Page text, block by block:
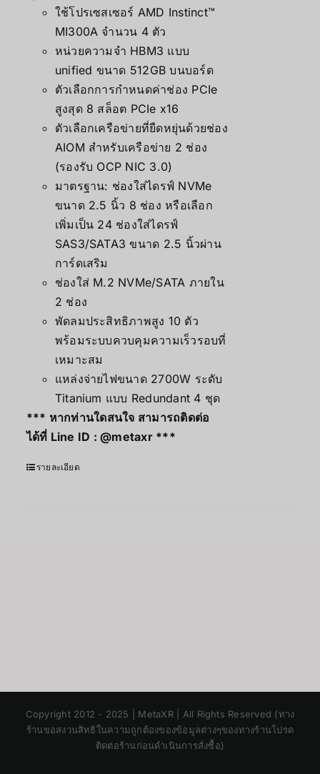
ใช้โปรเซสเซอร์ AMD Instinct™
MI300A จำนวน 4 ตัว
หน่วยความจำ HBM3 แบบ
unified ขนาด 512GB บนบอร์ด
ตัวเลือกการกำหนดค่าช่อง PCIe
สูงสุด 8 สล็อต PCIe x16
ตัวเลือกเครือข่ายที่ยืดหยุ่นด้วยช่อง
AIOM สำหรับเครือข่าย 2 ช่อง
(รองรับ OCP NIC 3.0)
มาตรฐาน: ช่องใส่ไดรฟ์ NVMe
ขนาด 2.5 นิ้ว 8 ช่อง หรือเลือก
เพิ่มเป็น 24 ช่องใส่ไดรฟ์
SAS3/SATA3 ขนาด 2.5 นิ้วผ่าน
การ์ดเสริม
ช่องใส่ M.2 NVMe/SATA ภายใน
2 ช่อง
พัดลมประสิทธิภาพสูง 10 ตัว
พร้อมระบบควบคุมความเร็วรอบที่
เหมาะสม
แหล่งจ่ายไฟขนาด 2700W ระดับ
Titanium แบบ Redundant 4 ชุด
*** หากท่านใดสนใจ สามารถติดต่อ
ได้ที่ Line ID :@metaxr***
รายละเอียด
Copyright 2012 - 2025 | MetaXR | All Rights Reserved (ทาง
ร้านขอสงวนสิทธิในความถูกต้องของข้อมูลต่างๆของทางร้านโปรด
ติดต่อร้านก่อนดำเนินการสั่งซื้อ)Chinese